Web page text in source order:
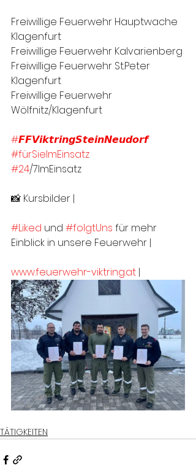
Freiwillige Feuerwehr Hauptwache
Klagenfurt
Freiwillige Feuerwehr Kalvarienberg
Freiwillige Feuerwehr St.Peter
Klagenfurt
Freiwillige Feuerwehr
Wölfnitz/Klagenfurt
#𝙁𝙁𝙑𝙞𝙠𝙩𝙧𝙞𝙣𝙜𝙎𝙩𝙚𝙞𝙣𝙉𝙚𝙪𝙙𝙤𝙧𝙛
#fürSieImEinsatz
#24/7ImEinsatz
📸 Kursbilder |
#Liked und #folgtUns für mehr
Einblick in unsere Feuerwehr |
www.feuerwehr-viktring.at |
TÄTIGKEITEN